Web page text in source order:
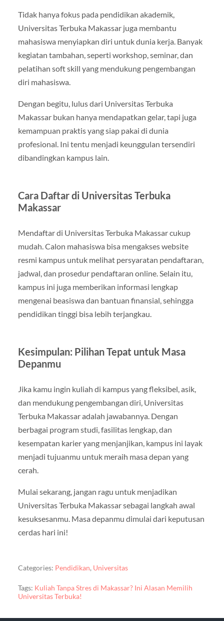
Tidak hanya fokus pada pendidikan akademik,
Universitas Terbuka Makassar juga membantu
mahasiswa menyiapkan diri untuk dunia kerja. Banyak
kegiatan tambahan, seperti workshop, seminar, dan
pelatihan soft skill yang mendukung pengembangan
diri mahasiswa.
Dengan begitu, lulus dari Universitas Terbuka
Makassar bukan hanya mendapatkan gelar, tapi juga
kemampuan praktis yang siap pakai di dunia
profesional. Ini tentu menjadi keunggulan tersendiri
dibandingkan kampus lain.
Cara Daftar di Universitas Terbuka
Makassar
Mendaftar di Universitas Terbuka Makassar cukup
mudah. Calon mahasiswa bisa mengakses website
resmi kampus untuk melihat persyaratan pendaftaran,
jadwal, dan prosedur pendaftaran online. Selain itu,
kampus ini juga memberikan informasi lengkap
mengenai beasiswa dan bantuan finansial, sehingga
pendidikan tinggi bisa lebih terjangkau.
Kesimpulan: Pilihan Tepat untuk Masa
Depanmu
Jika kamu ingin kuliah di kampus yang fleksibel, asik,
dan mendukung pengembangan diri, Universitas
Terbuka Makassar adalah jawabannya. Dengan
berbagai program studi, fasilitas lengkap, dan
kesempatan karier yang menjanjikan, kampus ini layak
menjadi tujuanmu untuk meraih masa depan yang
cerah.
Mulai sekarang, jangan ragu untuk menjadikan
Universitas Terbuka Makassar sebagai langkah awal
kesuksesanmu. Masa depanmu dimulai dari keputusan
cerdas hari ini!
Categories: Pendidikan, Universitas
Tags: Kuliah Tanpa Stres di Makassar? Ini Alasan Memilih
Universitas Terbuka!